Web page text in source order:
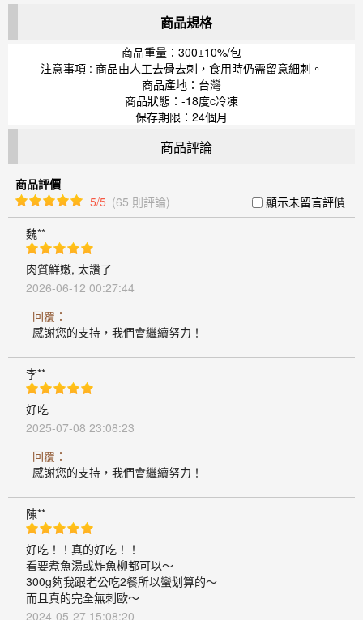
商品規格
商品重量：300±10%/包
注意事項 : 商品由人工去骨去刺，食用時仍需留意細刺。
商品產地：台灣
商品狀態：-18度c冷凍
保存期限：24個月
商品評論
商品評價
5/5 (65 則評論)
顯示未留言評價
魏**
肉質鮮嫩, 太讚了
2026-06-12 00:27:44
回覆：
感謝您的支持，我們會繼續努力！
李**
好吃
2025-07-08 23:08:23
回覆：
感謝您的支持，我們會繼續努力！
陳**
好吃！！真的好吃！！
看要煮魚湯或炸魚柳都可以～
300g夠我跟老公吃2餐所以蠻划算的～
而且真的完全無刺歐～
2024-05-27 15:08:20